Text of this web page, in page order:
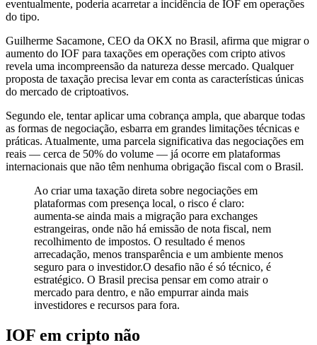
eventualmente, poderia acarretar a incidência de IOF em operações
do tipo.
Guilherme Sacamone, CEO da OKX no Brasil, afirma que migrar o
aumento do IOF para taxações em operações com cripto ativos
revela uma incompreensão da natureza desse mercado. Qualquer
proposta de taxação precisa levar em conta as características únicas
do mercado de criptoativos.
Segundo ele, tentar aplicar uma cobrança ampla, que abarque todas
as formas de negociação, esbarra em grandes limitações técnicas e
práticas. Atualmente, uma parcela significativa das negociações em
reais — cerca de 50% do volume — já ocorre em plataformas
internacionais que não têm nenhuma obrigação fiscal com o Brasil.
Ao criar uma taxação direta sobre negociações em
plataformas com presença local, o risco é claro:
aumenta-se ainda mais a migração para exchanges
estrangeiras, onde não há emissão de nota fiscal, nem
recolhimento de impostos. O resultado é menos
arrecadação, menos transparência e um ambiente menos
seguro para o investidor.O desafio não é só técnico, é
estratégico. O Brasil precisa pensar em como atrair o
mercado para dentro, e não empurrar ainda mais
investidores e recursos para fora.
IOF em cripto não